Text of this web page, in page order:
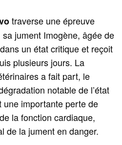
traverse une épreuve
jument Imogène, âgée de
un état critique et reçoit
plusieurs jours. La
a fait part, le
notable de l’état
une importante perte de
la fonction cardiaque,
de la jument en danger.